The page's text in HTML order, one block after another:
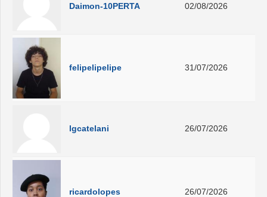
Daimon-10PERTA 02/08/2026
felipelipelipe 31/07/2026
lgcatelani 26/07/2026
ricardolopes 26/07/2026